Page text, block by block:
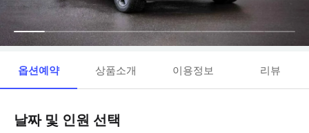
옵션예약 상품소개 이용정보 리뷰
날짜 및 인원 선택